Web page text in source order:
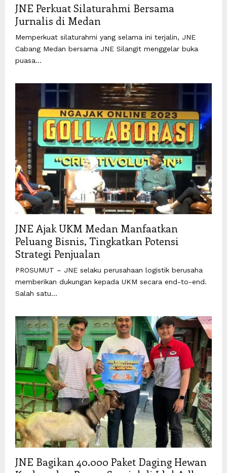
JNE Perkuat Silaturahmi Bersama
Jurnalis di Medan
Memperkuat silaturahmi yang selama ini terjalin, JNE
Cabang Medan bersama JNE Silangit menggelar buka
puasa...
JNE Ajak UKM Medan Manfaatkan
Peluang Bisnis, Tingkatkan Potensi
Strategi Penjualan
PROSUMUT – JNE selaku perusahaan logistik berusaha
memberikan dukungan kepada UKM secara end-to-end.
Salah satu...
JNE Bagikan 40.000 Paket Daging Hewan